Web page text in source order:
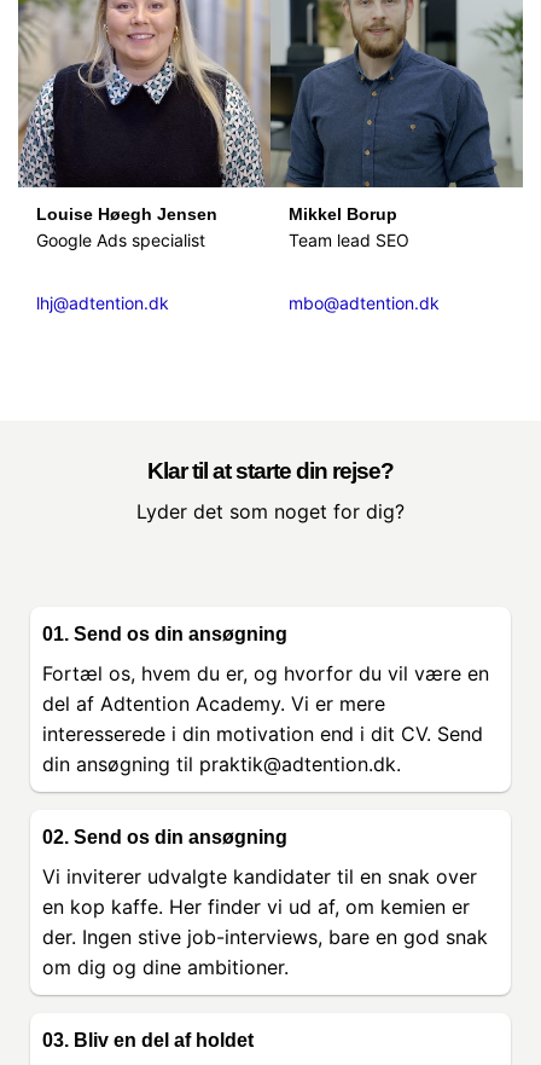
Louise Høegh Jensen
Google Ads specialist
lhj@adtention.dk
Mikkel Borup
Team lead SEO
mbo@adtention.dk
Klar til at starte din rejse?
Lyder det som noget for dig?
01. Send os din ansøgning
Fortæl os, hvem du er, og hvorfor du vil være en
del af Adtention Academy. Vi er mere
interesserede i din motivation end i dit CV. Send
din ansøgning til praktik@adtention.dk.
02. Send os din ansøgning
Vi inviterer udvalgte kandidater til en snak over
en kop kaffe. Her finder vi ud af, om kemien er
der. Ingen stive job-interviews, bare en god snak
om dig og dine ambitioner.
03. Bliv en del af holdet